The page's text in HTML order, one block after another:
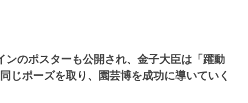
のポスターも公開され、金子大臣は「躍動
じポーズを取り、園芸博を成功に導いていく